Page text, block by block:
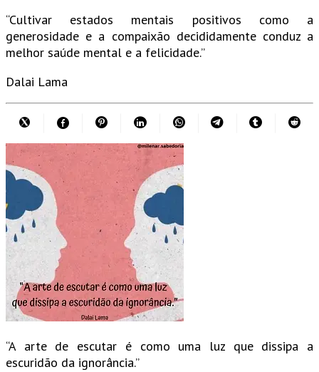
“Cultivar estados mentais positivos como a
generosidade e a compaixão decididamente conduz a
melhor saúde mental e a felicidade.”
Dalai Lama
“A arte de escutar é como uma luz que dissipa a
escuridão da ignorância.”